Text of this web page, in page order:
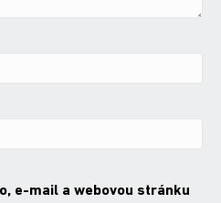
e-mail a webovou stránku